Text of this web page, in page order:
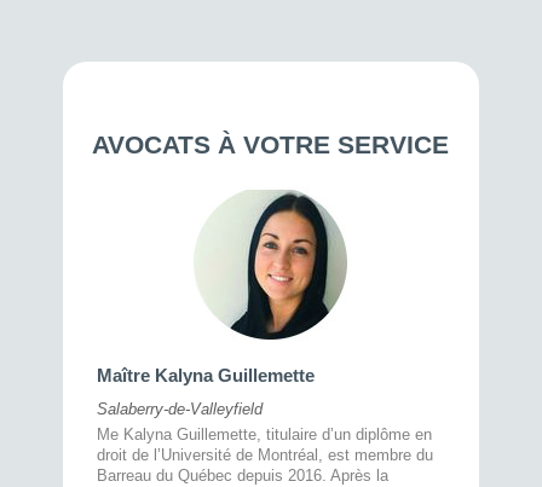
AVOCATS À VOTRE SERVICE
Maître Kalyna Guillemette
Salaberry-de-Valleyfield
Me Kalyna Guillemette, titulaire d’un diplôme en
droit de l’Université de Montréal, est membre du
Barreau du Québec depuis 2016. Après la